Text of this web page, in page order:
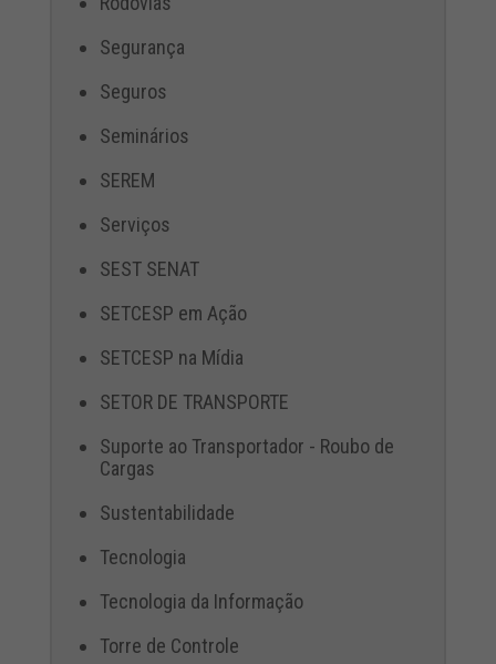
Segurança
Seguros
Seminários
SEREM
Serviços
SEST SENAT
SETCESP em Ação
SETCESP na Mídia
SETOR DE TRANSPORTE
Suporte ao Transportador - Roubo de
Cargas
Sustentabilidade
Tecnologia
Tecnologia da Informação
Torre de Controle